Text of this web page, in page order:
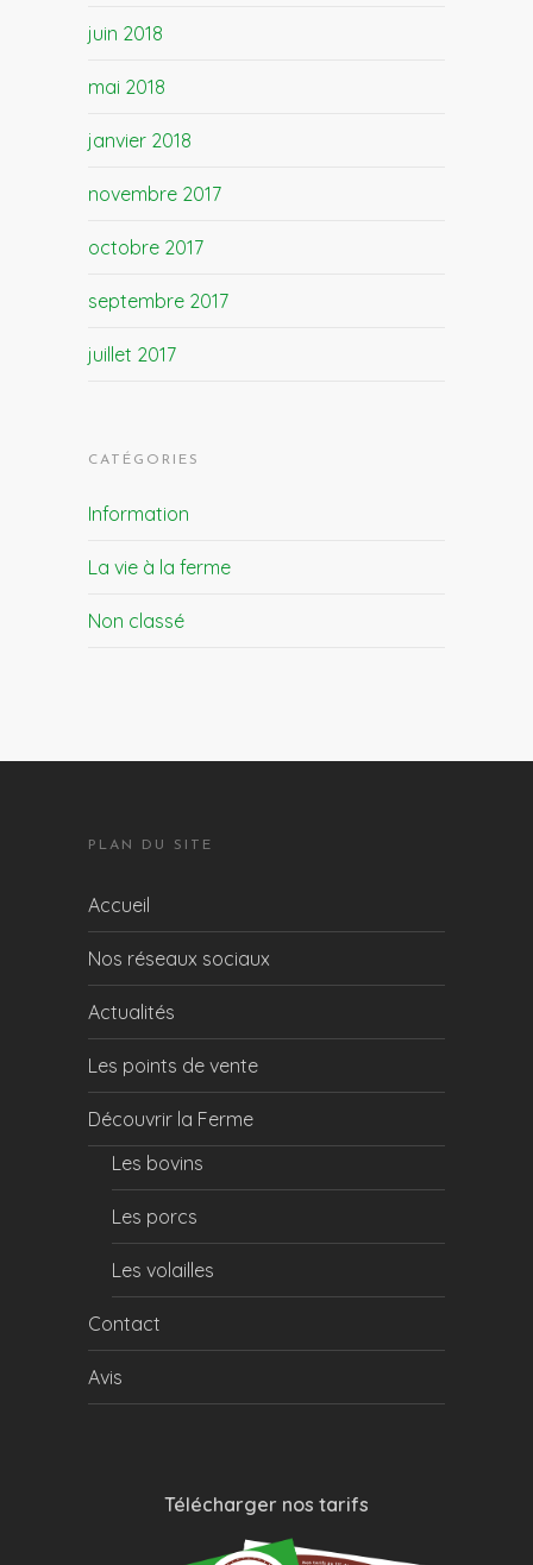
juin 2018
mai 2018
janvier 2018
novembre 2017
octobre 2017
septembre 2017
juillet 2017
CATÉGORIES
Information
La vie à la ferme
Non classé
PLAN DU SITE
Accueil
Nos réseaux sociaux
Actualités
Les points de vente
Découvrir la Ferme
Les bovins
Les porcs
Les volailles
Contact
Avis
Télécharger nos tarifs